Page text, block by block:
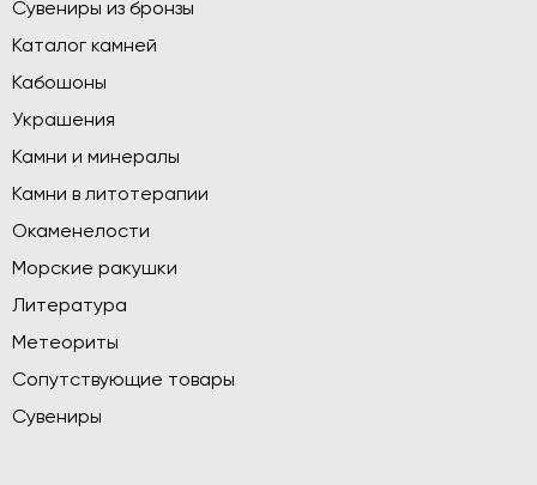
Сувениры из бронзы
Каталог камней
Кабошоны
Украшения
Камни и минералы
Камни в литотерапии
Окаменелости
Морские ракушки
Литература
Метеориты
Сопутствующие товары
Сувениры